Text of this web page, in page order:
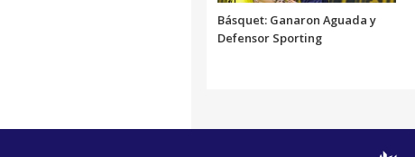
Básquet: Ganaron Aguada y
Defensor Sporting